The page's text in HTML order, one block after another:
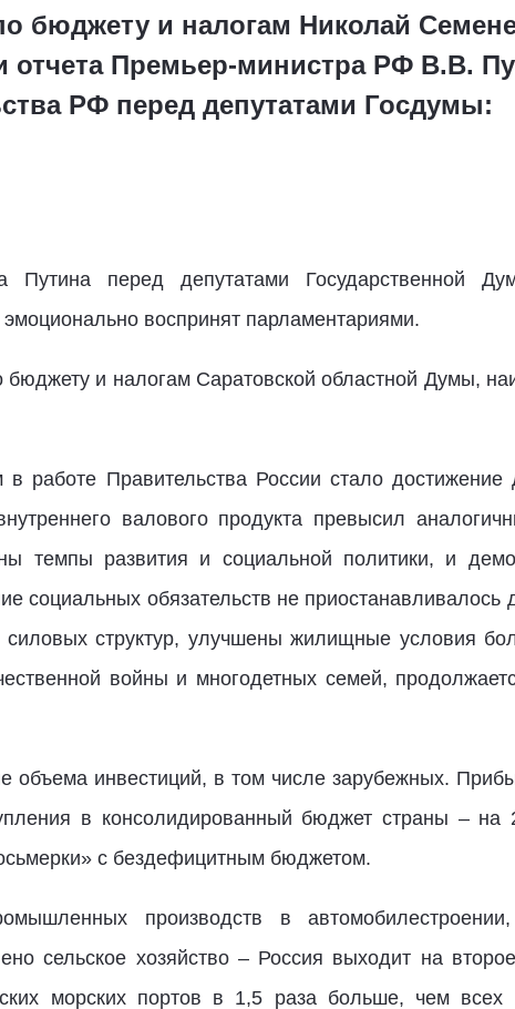
бюджету и налогам Николай
отчета Премьер-министра РФ В.В.
РФ перед депутатами Госдумы:
Путина перед депутатами Государственной
воспринят парламентариями.
бюджету и налогам Саратовской областной Думы,
работе Правительства России стало достижение
валового продукта превысил
темпы развития и социальной политики, и
социальных обязательств не
силовых структур, улучшены жилищные условия
войны и многодетных семей,
объема инвестиций, в том числе зарубежных.
в консолидированный бюджет страны –
с бездефицитным бюджетом.
производств в автомобилестроении,
сельское хозяйство – Россия выходит на
морских портов в 1,5 раза больше, чем